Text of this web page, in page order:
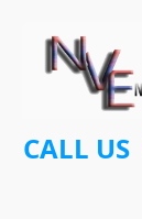
CALL US